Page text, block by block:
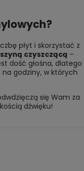
płyt i skorzystać z
czyszczącą –
dość głośna, dlatego
na godziny, w których
się Wam za
dźwięku!